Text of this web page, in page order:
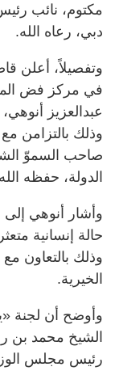
مكتوم، نائب
دبي، رعاه الله.
وتفصيلاً، أعلن
في مركز فض
عبدالعزيز
صاحب السموّ
الدولة، حفظه
حالة إنسانية
وذلك بالتعاون
الخيرية.
وأوضح أن لجنة
الشيخ محمد بن
رئيس مجلس